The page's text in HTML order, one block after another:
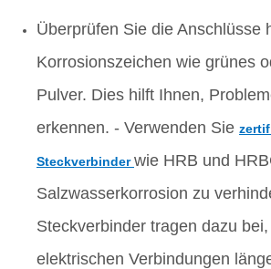
Überprüfen Sie die Anschlüsse
Korrosionszeichen wie grünes
Pulver. Dies hilft Ihnen,
erkennen. - Verwenden Sie
Steckverbinderwie HRB und
Salzwasserkorrosion zu
Steckverbinder tragen dazu
elektrischen Verbindungen